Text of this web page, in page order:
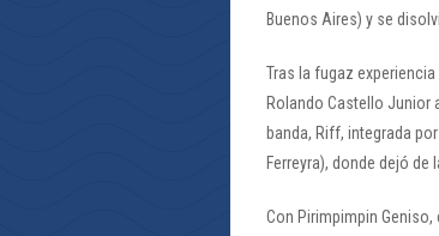
Buenos Aires) y se
Tras la fugaz
Rolando Castello Junior
banda, Riff, integrada
Ferreyra), donde dejó de
Con Pirimpimpin